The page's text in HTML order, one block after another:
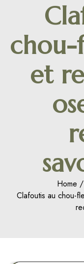
chou-
et
Home
Clafoutis au chou-